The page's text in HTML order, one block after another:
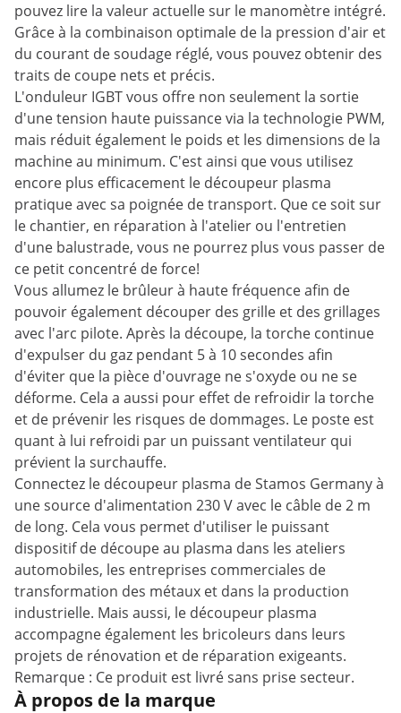
pouvez lire la valeur actuelle sur le manomètre intégré.
Grâce à la combinaison optimale de la pression d'air et
du courant de soudage réglé, vous pouvez obtenir des
traits de coupe nets et précis.
L'onduleur IGBT vous offre non seulement la sortie
d'une tension haute puissance via la technologie PWM,
mais réduit également le poids et les dimensions de la
machine au minimum. C'est ainsi que vous utilisez
encore plus efficacement le découpeur plasma
pratique avec sa poignée de transport. Que ce soit sur
le chantier, en réparation à l'atelier ou l'entretien
d'une balustrade, vous ne pourrez plus vous passer de
ce petit concentré de force!
Vous allumez le brûleur à haute fréquence afin de
pouvoir également découper des grille et des grillages
avec l'arc pilote. Après la découpe, la torche continue
d'expulser du gaz pendant 5 à 10 secondes afin
d'éviter que la pièce d'ouvrage ne s'oxyde ou ne se
déforme. Cela a aussi pour effet de refroidir la torche
et de prévenir les risques de dommages. Le poste est
quant à lui refroidi par un puissant ventilateur qui
prévient la surchauffe.
Connectez le découpeur plasma de Stamos Germany à
une source d'alimentation 230 V avec le câble de 2 m
de long. Cela vous permet d'utiliser le puissant
dispositif de découpe au plasma dans les ateliers
automobiles, les entreprises commerciales de
transformation des métaux et dans la production
industrielle. Mais aussi, le découpeur plasma
accompagne également les bricoleurs dans leurs
projets de rénovation et de réparation exigeants.
Remarque : Ce produit est livré sans prise secteur.
À propos de la marque